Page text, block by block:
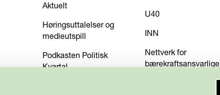
Aktuelt
Høringsuttalelser og
medieutspill
Podkasten Politisk
Kvartal
U40
INN
Nettverk for
bærekraftsansvarlige